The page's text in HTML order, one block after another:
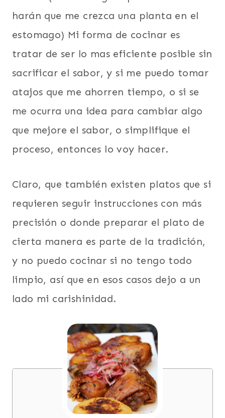
harán que me crezca una planta en el
estomago) Mi forma de cocinar es
tratar de ser lo mas eficiente posible sin
sacrificar el sabor, y si me puedo tomar
atajos que me ahorren tiempo, o si se
me ocurra una idea para cambiar algo
que mejore el sabor, o simplifique el
proceso, entonces lo voy hacer.
Claro, que también existen platos que si
requieren seguir instrucciones con más
precisión o donde preparar el plato de
cierta manera es parte de la tradición,
y no puedo cocinar si no tengo todo
limpio, así que en esos casos dejo a un
lado mi carishinidad.